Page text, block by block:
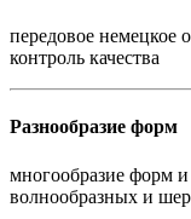
передовое немецкое
контроль качества
Разнообразие форм
многообразие форм
волнообразных и